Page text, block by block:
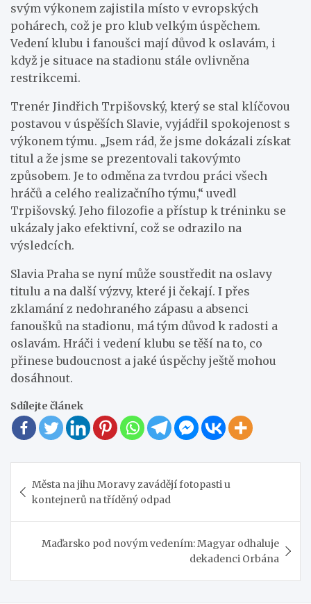
svým výkonem zajistila místo v evropských
pohárech, což je pro klub velkým úspěchem.
Vedení klubu i fanoušci mají důvod k oslavám, i
když je situace na stadionu stále ovlivněna
restrikcemi.
Trenér Jindřich Trpišovský, který se stal klíčovou
postavou v úspěších Slavie, vyjádřil spokojenost s
výkonem týmu. „Jsem rád, že jsme dokázali získat
titul a že jsme se prezentovali takovýmto
způsobem. Je to odměna za tvrdou práci všech
hráčů a celého realizačního týmu,“ uvedl
Trpišovský. Jeho filozofie a přístup k tréninku se
ukázaly jako efektivní, což se odrazilo na
výsledcích.
Slavia Praha se nyní může soustředit na oslavy
titulu a na další výzvy, které ji čekají. I přes
zklamání z nedohraného zápasu a absenci
fanoušků na stadionu, má tým důvod k radosti a
oslavám. Hráči i vedení klubu se těší na to, co
přinese budoucnost a jaké úspěchy ještě mohou
dosáhnout.
Sdílejte článek
pro
příspěvek
Města na jihu Moravy zavádějí fotopasti u
kontejnerů na tříděný odpad
Maďarsko pod novým vedením: Magyar odhaluje
dekadenci Orbána